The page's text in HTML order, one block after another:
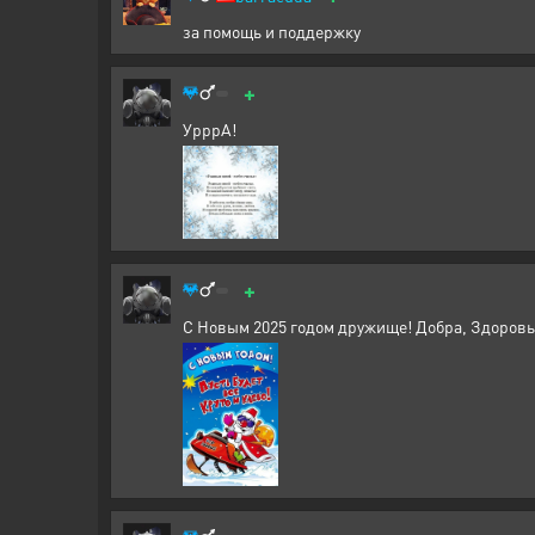
за помощь и поддержку
+
УрррА!
+
С Новым 2025 годом дружище! Добра,